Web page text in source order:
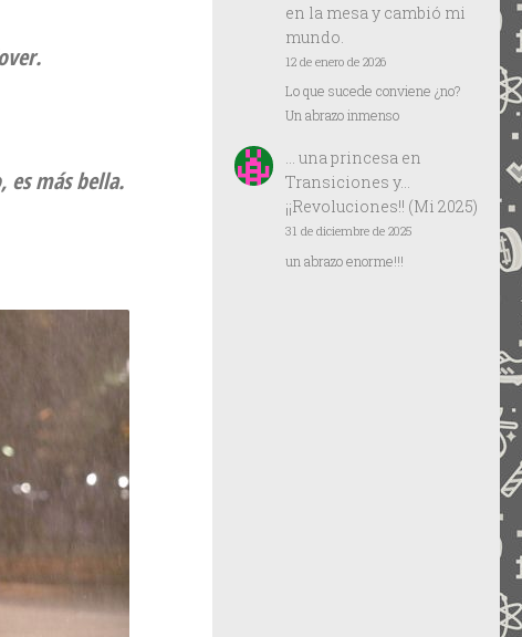
es más bella.
en la mesa y cambió mi
mundo.
12 de enero de 2026
Lo que sucede conviene ¿no?
Un abrazo inmenso
… una princesaen
Transiciones y…
¡¡Revoluciones!! (Mi 2025)
31 de diciembre de 2025
un abrazo enorme!!!